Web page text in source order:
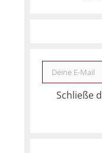
Deine E-Mail
Schließe